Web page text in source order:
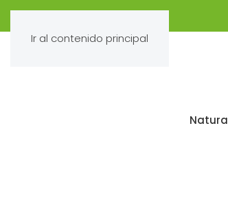
Ir al contenido principal
Natura